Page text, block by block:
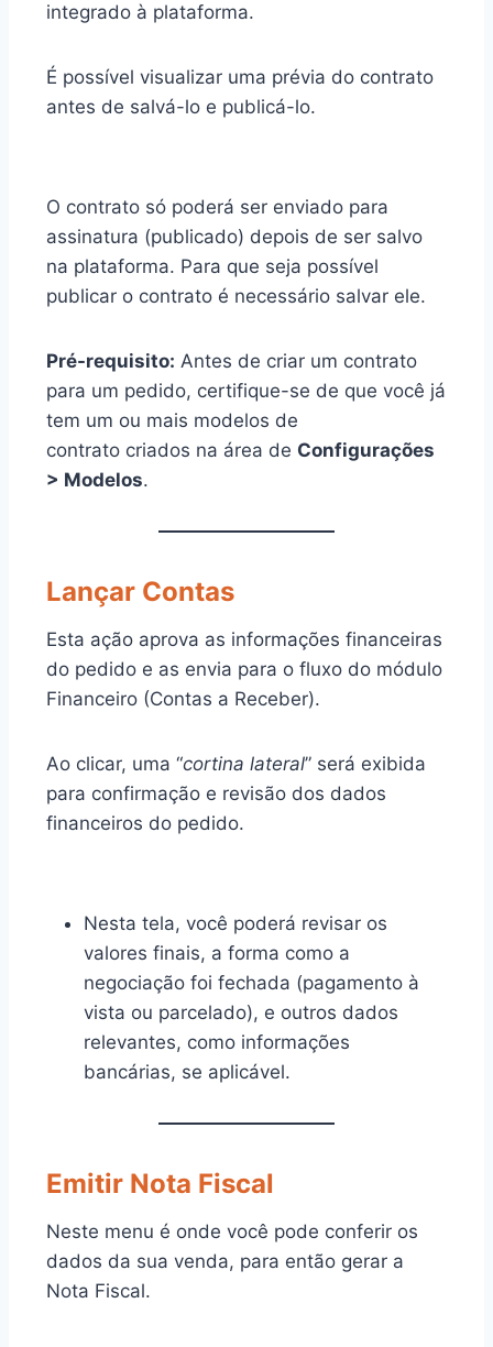
integrado à plataforma.
É possível visualizar uma prévia do contrato
antes de salvá-lo e publicá-lo.
O contrato só poderá ser enviado para
assinatura (publicado) depois de ser salvo
na plataforma. Para que seja possível
publicar o contrato é necessário salvar ele.
Pré-requisito: Antes de criar um contrato
para um pedido, certifique-se de que você já
tem um ou mais modelos de
contrato criados na área de Configurações
> Modelos.
Lançar Contas
Esta ação aprova as informações financeiras
do pedido e as envia para o fluxo do módulo
Financeiro (Contas a Receber).
Ao clicar, uma “cortina lateral” será exibida
para confirmação e revisão dos dados
financeiros do pedido.
Nesta tela, você poderá revisar os
valores finais, a forma como a
negociação foi fechada (pagamento à
vista ou parcelado), e outros dados
relevantes, como informações
bancárias, se aplicável.
Emitir Nota Fiscal
Neste menu é onde você pode conferir os
dados da sua venda, para então gerar a
Nota Fiscal.